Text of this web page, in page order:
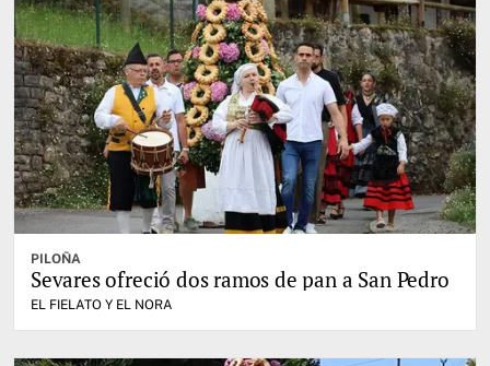
PILOÑA
Sevares ofreció dos ramos de pan a San Pedro
EL FIELATO Y EL NORA